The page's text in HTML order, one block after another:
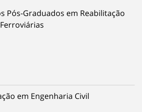
Pós-Graduados em Reabilitação
em Engenharia Civil